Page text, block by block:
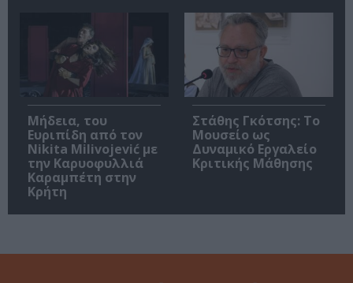
Μήδεια, του
Ευριπίδη από τον
Nikita Milivojević με
την Καρυοφυλλιά
Καραμπέτη στην
Κρήτη
Στάθης Γκότσης: Το
Μουσείο ως
Δυναμικό Εργαλείο
Κριτικής Μάθησης